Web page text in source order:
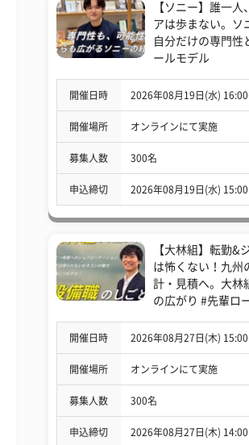
【ソニー】誰一人
アは歩まない。ソ
自分だけの専門性
ールモデル
開催日時 2026年08月19日(水)
開催場所 オンラインにて実施
募集人数 300名
申込締切 2026年08月19日(水) 15:00
【大林組】転勤&
は怖くない！九州
計・見積へ。大林
の広がり #先輩ロ
開催日時 2026年08月27日(木)
開催場所 オンラインにて実施
募集人数 300名
申込締切 2026年08月27日(木) 14:00